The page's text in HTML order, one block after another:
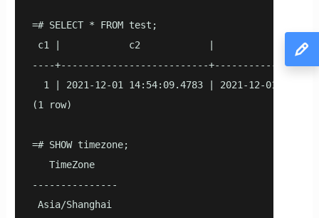
=# SELECT * FROM test;
c1 |            c2            |             c3
----+--------------------------
1 | 2021-12-01 14:54:09.4783 | 2021-12-01
(1 row)
=# SHOW timezone;
   TimeZone
---------------
Asia/Shanghai